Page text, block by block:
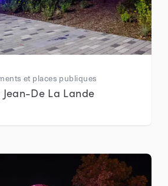
et places publiques
Jean-De La Lande